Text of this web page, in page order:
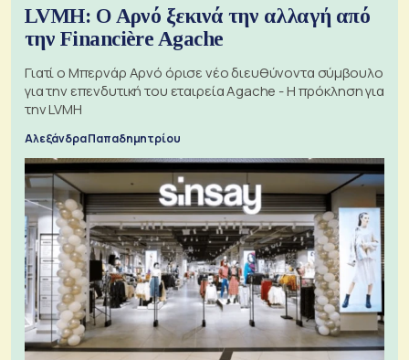
LVMH: Ο Αρνό ξεκινά την αλλαγή από
την Financière Agache
Γιατί ο Μπερνάρ Αρνό όρισε νέο διευθύνοντα σύμβουλο
για την επενδυτική του εταιρεία Agache - Η πρόκληση για
την LVMH
Αλεξάνδρα Παπαδημητρίου